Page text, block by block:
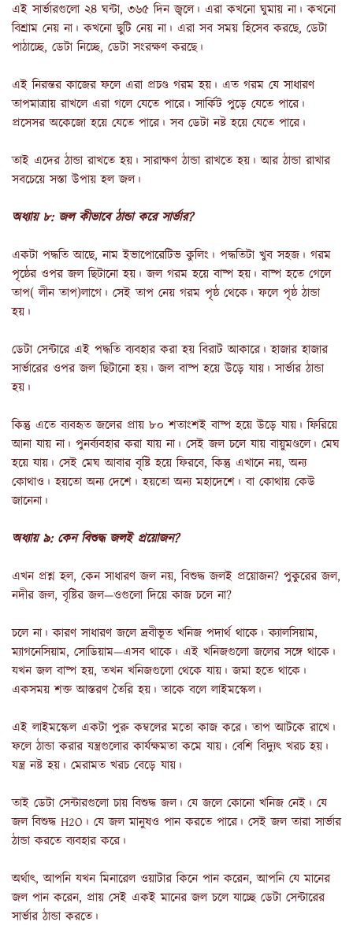
এই সার্ভারগুলো ২৪ ঘন্টা, ৩৬৫ দিন জ্বলে। এরা কখনো ঘুমায় না। কখনো
বিশ্রাম নেয় না। কখনো ছুটি নেয় না। এরা সব সময় হিসেব করছে, ডেটা
পাঠাচ্ছে, ডেটা নিচ্ছে, ডেটা সংরক্ষণ করছে।
এই নিরন্তর কাজের ফলে এরা প্রচণ্ড গরম হয়। এত গরম যে সাধারণ
তাপমাত্রায় রাখলে এরা গলে যেতে পারে। সার্কিট পুড়ে যেতে পারে।
প্রসেসর অকেজো হয়ে যেতে পারে। সব ডেটা নষ্ট হয়ে যেতে পারে।
তাই এদের ঠান্ডা রাখতে হয়। সারাক্ষণ ঠান্ডা রাখতে হয়। আর ঠান্ডা রাখার
সবচেয়ে সস্তা উপায় হল জল।
অধ্যায় ৮: জল কীভাবে ঠান্ডা করে সার্ভার?
একটা পদ্ধতি আছে, নাম ইভাপোরেটিভ কুলিং। পদ্ধতিটা খুব সহজ। গরম
পৃষ্ঠের ওপর জল ছিটানো হয়। জল গরম হয়ে বাষ্প হয়। বাষ্প হতে গেলে
তাপ( লীন তাপ)লাগে। সেই তাপ নেয় গরম পৃষ্ঠ থেকে। ফলে পৃষ্ঠ ঠান্ডা
হয়।
ডেটা সেন্টারে এই পদ্ধতি ব্যবহার করা হয় বিরাট আকারে। হাজার হাজার
সার্ভারের ওপর জল ছিটানো হয়। জল বাষ্প হয়ে উড়ে যায়। সার্ভার ঠান্ডা
হয়।
কিন্তু এতে ব্যবহৃত জলের প্রায় ৮০ শতাংশই বাষ্প হয়ে উড়ে যায়। ফিরিয়ে
আনা যায় না। পুনর্ব্যবহার করা যায় না। সেই জল চলে যায় বায়ুমণ্ডলে। মেঘ
হয়ে যায়। সেই মেঘ আবার বৃষ্টি হয়ে ফিরবে, কিন্তু এখানে নয়, অন্য
কোথাও। হয়তো অন্য দেশে। হয়তো অন্য মহাদেশে। বা কোথায় কেউ
জানেনা।
অধ্যায় ৯: কেন বিশুদ্ধ জলই প্রয়োজন?
এখন প্রশ্ন হল, কেন সাধারণ জল নয়, বিশুদ্ধ জলই প্রয়োজন? পুকুরের জল,
নদীর জল, বৃষ্টির জল—ওগুলো দিয়ে কাজ চলে না?
চলে না। কারণ সাধারণ জলে দ্রবীভূত খনিজ পদার্থ থাকে। ক্যালসিয়াম,
ম্যাগনেসিয়াম, সোডিয়াম—এসব থাকে। এই খনিজগুলো জলের সঙ্গে থাকে।
যখন জল বাষ্প হয়, তখন খনিজগুলো থেকে যায়। জমা হতে থাকে।
একসময় শক্ত আস্তরণ তৈরি হয়। তাকে বলে লাইমস্কেল।
এই লাইমস্কেল একটা পুরু কম্বলের মতো কাজ করে। তাপ আটকে রাখে।
ফলে ঠান্ডা করার যন্ত্রগুলোর কার্যক্ষমতা কমে যায়। বেশি বিদ্যুৎ খরচ হয়।
যন্ত্র নষ্ট হয়। মেরামত খরচ বেড়ে যায়।
তাই ডেটা সেন্টারগুলো চায় বিশুদ্ধ জল। যে জলে কোনো খনিজ নেই। যে
জল বিশুদ্ধ H2O। যে জল মানুষও পান করতে পারে। সেই জল তারা সার্ভার
ঠান্ডা করতে ব্যবহার করে।
অর্থাৎ, আপনি যখন মিনারেল ওয়াটার কিনে পান করেন, আপনি যে মানের
জল পান করেন, প্রায় সেই একই মানের জল চলে যাচ্ছে ডেটা সেন্টারের
সার্ভার ঠান্ডা করতে।